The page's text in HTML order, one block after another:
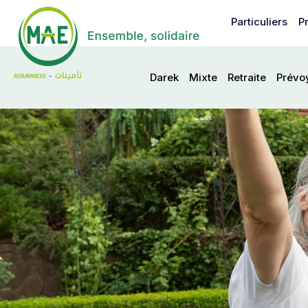
contenu
principal
Particuliers
menu
mae
Darek Mixte Retraite